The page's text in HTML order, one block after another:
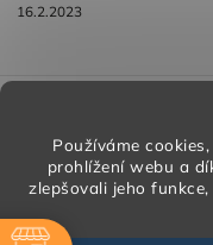
Používáme
prohlížení webu a
zlepšovali jeho
16.2.2023
Reklamace a
Copyright 2026